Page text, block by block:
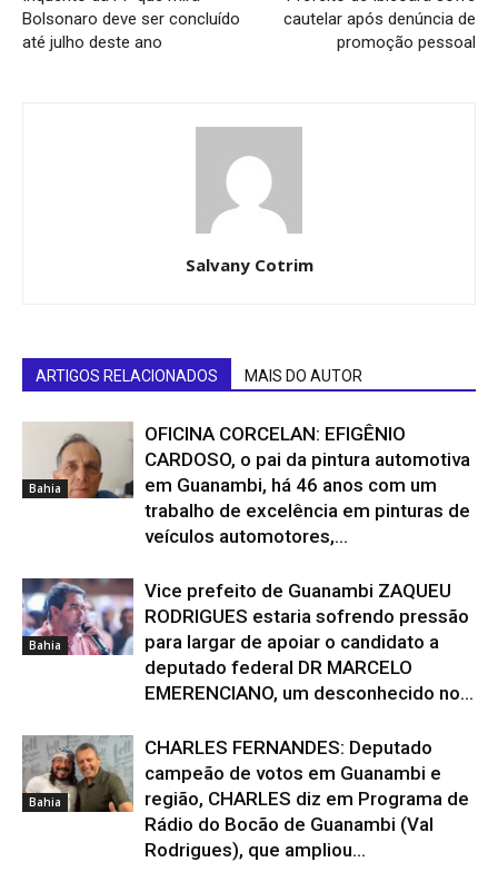
Bolsonaro deve ser concluído
até julho deste ano
cautelar após denúncia de
promoção pessoal
Salvany Cotrim
ARTIGOS RELACIONADOS MAIS DO AUTOR
Bahia
OFICINA CORCELAN: EFIGÊNIO
CARDOSO, o pai da pintura automotiva
em Guanambi, há 46 anos com um
trabalho de excelência em pinturas de
veículos automotores,...
Bahia
Vice prefeito de Guanambi ZAQUEU
RODRIGUES estaria sofrendo pressão
para largar de apoiar o candidato a
deputado federal DR MARCELO
EMERENCIANO, um desconhecido no...
Bahia
CHARLES FERNANDES: Deputado
campeão de votos em Guanambi e
região, CHARLES diz em Programa de
Rádio do Bocão de Guanambi (Val
Rodrigues), que ampliou...